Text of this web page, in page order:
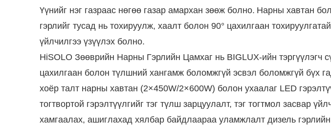
Үүнийг нэг газраас нөгөө газар амархан зөөж болно. Нарны хавтан
гэрлийг тусад нь тохируулж, хаалт болон 90° цахилгаан
үйлчилгээ үзүүлэх болно.
HiSOLO Зөөврийн Нарны Гэрлийн Цамхаг нь BIGLUX-ийн тэргүүлэгч
цахилгаан болон түлшний хангамж боломжгүй эсвэл боломжгүй бүх
хоёр талт нарны хавтан (2×450W/2×600W) болон ухаалаг LED
тогтвортой гэрэлтүүлгийг тэг түлш зарцуулалт, тэг тогтмол засвар
хамгаалах, ашиглахад хялбар байдлаараа уламжлалт дизель